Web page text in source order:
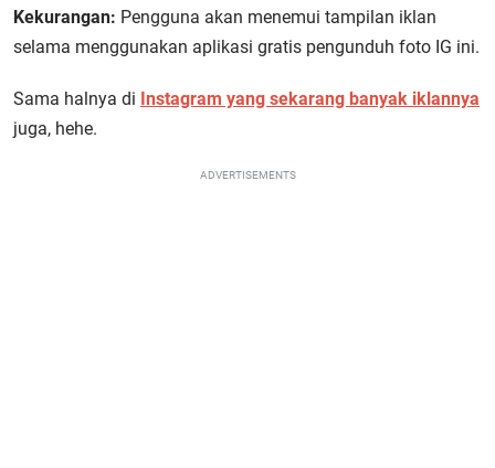
Kekurangan: Pengguna akan menemui tampilan iklan
selama menggunakan aplikasi gratis pengunduh foto IG ini.
Sama halnya di Instagram yang sekarang banyak iklannya
juga, hehe.
ADVERTISEMENTS